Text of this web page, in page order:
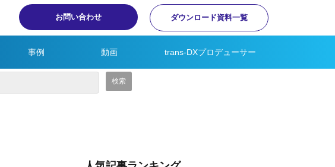
お問い合わせ ダウンロード資料一覧
事例 動画 trans-DXプロデューサー